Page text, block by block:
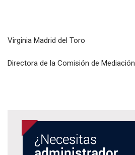
Virginia Madrid del Toro
Directora de la Comisión de Mediación